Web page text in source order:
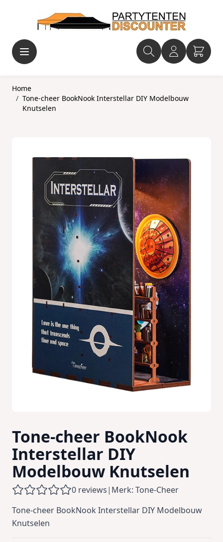
Home
/ Tone-cheer BookNook Interstellar DIY Modelbouw
Knutselen
Tone-cheer BookNook
Interstellar DIY
Modelbouw Knutselen
0 reviews| Merk: Tone-Cheer
Tone-cheer BookNook Interstellar DIY Modelbouw
Knutselen